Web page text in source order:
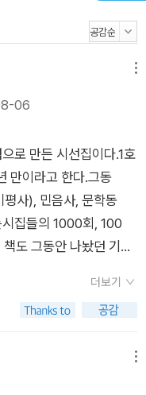
06
로 만든 시선집이다.1호
만이라고 한다.그동
사), 민음사, 문학동
집들의 1000회, 100
도 그동안 나놨던 기
황동규, 마종기, 김영
, 이하석,김명인, 장영
일, 최두석, 남진우, 황인
, 허수경, 장석남, 유
더보기